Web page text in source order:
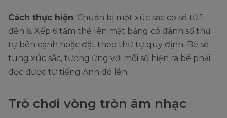
Cách thực hiện: Chuẩn bị một xúc sắc có số từ 1
đến 6. Xếp 6 tấm thẻ lên mặt bảng có đánh số thứ
tự bên cạnh hoặc đặt theo thứ tự quy định. Bé sẽ
tung xúc sắc, tương ứng với mỗi số hiện ra bé phải
đọc được từ tiếng Anh đó lên.
Trò chơi vòng tròn âm nhạc